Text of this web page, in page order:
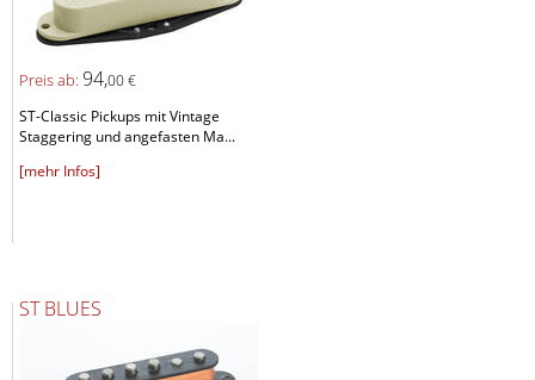
Preis ab: 94,00 €
ST-Classic Pickups mit Vintage
Staggering und angefasten Ma...
[mehr Infos]
ST BLUES